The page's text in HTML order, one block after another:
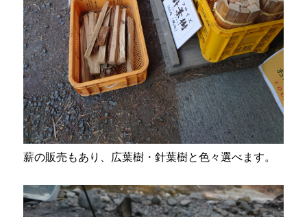
薪の販売もあり、広葉樹・針葉樹と色々選べます。